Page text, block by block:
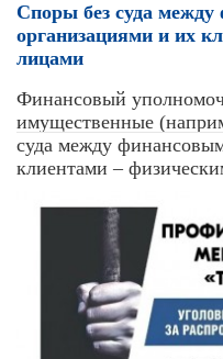
Cпоры без суда
организациями и их
лицами
Финансовый
имущественные
суда между
клиентами –